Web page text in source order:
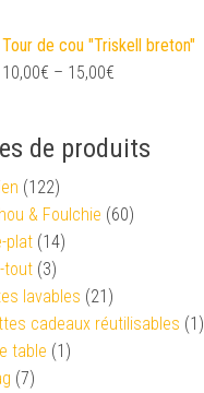
Tour de cou "Triskell breton"
10,00€ – 15,00€
de produits
(122)
& Foulchie (60)
plat (14)
tout (3)
lavables (21)
cadeaux réutilisables (1)
table (1)
(7)